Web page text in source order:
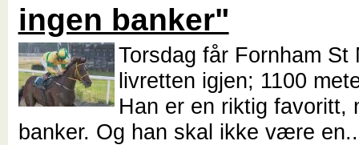
ingen banker"
Torsdag får Fornham St
livretten igjen; 1100
Han er en riktig favoritt,
banker. Og han skal ikke være